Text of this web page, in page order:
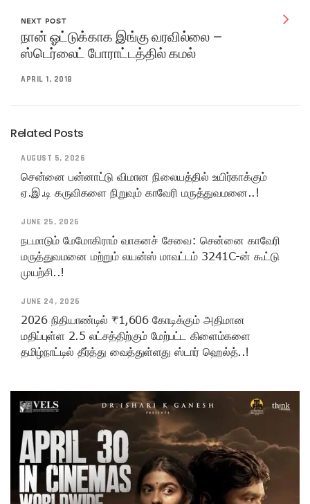
NEXT POST
நான் ஓட்டுக்காக இங்கு வரவில்லை –
ஸ்டெர்லைட் போராட்டத்தில் கமல்
APRIL 1, 2018
Related Posts
AUGUST 5, 2026
சென்னை பன்னாட்டு விமான நிலையத்தில் உயிர்காக்கும்
ஏ.இ.டி கருவிகளை நிறுவும் காவேரி மருத்துவமனை..!
JUNE 25, 2026
நடமாடும் மேமோகிராம் வாகனச் சேவை: சென்னை காவேரி
மருத்துவமனை மற்றும் லயன்ஸ் மாவட்டம் 3241C-ன் கூட்டு
முயற்சி..!
JUNE 24, 2026
2026 நிதியாண்டில் ₹1,606 கோடிக்கும் அதிமான
மதிப்புள்ள 2.5 லட்சத்திற்கும் மேற்பட்ட கிளைம்களை
தமிழ்நாட்டில் தீர்த்து வைத்துள்ளது ஸ்டார் ஹெல்த்..!